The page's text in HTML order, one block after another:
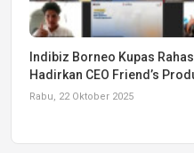
Indibiz Borneo Kupas
Hadirkan CEO Friend’s
Rabu, 22 Oktober 2025